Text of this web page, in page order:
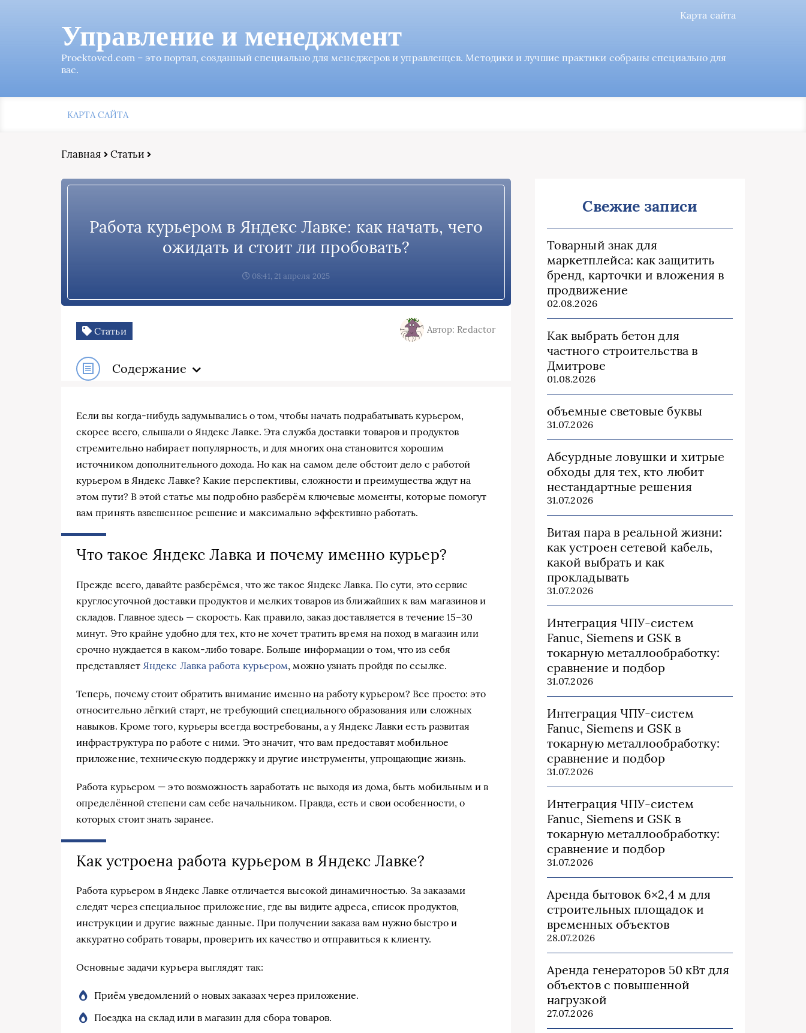
Карта сайта
Управление и менеджмент
Proektoved.com – это портал, созданный специально для менеджеров и управленцев. Методики и лучшие практики собраны специально для
вас.
КАРТА САЙТА
Главная Статьи
Работа курьером в Яндекс Лавке: как начать, чего
ожидать и стоит ли пробовать?
08:41, 21 апреля 2025
Статьи Автор: Redactor
Содержание
Если вы когда-нибудь задумывались о том, чтобы начать подрабатывать курьером,
скорее всего, слышали о Яндекс Лавке. Эта служба доставки товаров и продуктов
стремительно набирает популярность, и для многих она становится хорошим
источником дополнительного дохода. Но как на самом деле обстоит дело с работой
курьером в Яндекс Лавке? Какие перспективы, сложности и преимущества ждут на
этом пути? В этой статье мы подробно разберём ключевые моменты, которые помогут
вам принять взвешенное решение и максимально эффективно работать.
Что такое Яндекс Лавка и почему именно курьер?
Прежде всего, давайте разберёмся, что же такое Яндекс Лавка. По сути, это сервис
круглосуточной доставки продуктов и мелких товаров из ближайших к вам магазинов и
складов. Главное здесь — скорость. Как правило, заказ доставляется в течение 15–30
минут. Это крайне удобно для тех, кто не хочет тратить время на поход в магазин или
срочно нуждается в каком-либо товаре. Больше информации о том, что из себя
представляет Яндекс Лавка работа курьером, можно узнать пройдя по ссылке.
Теперь, почему стоит обратить внимание именно на работу курьером? Все просто: это
относительно лёгкий старт, не требующий специального образования или сложных
навыков. Кроме того, курьеры всегда востребованы, а у Яндекс Лавки есть развитая
инфраструктура по работе с ними. Это значит, что вам предоставят мобильное
приложение, техническую поддержку и другие инструменты, упрощающие жизнь.
Работа курьером — это возможность заработать не выходя из дома, быть мобильным и в
определённой степени сам себе начальником. Правда, есть и свои особенности, о
которых стоит знать заранее.
Как устроена работа курьером в Яндекс Лавке?
Работа курьером в Яндекс Лавке отличается высокой динамичностью. За заказами
следят через специальное приложение, где вы видите адреса, список продуктов,
инструкции и другие важные данные. При получении заказа вам нужно быстро и
аккуратно собрать товары, проверить их качество и отправиться к клиенту.
Основные задачи курьера выглядят так:
Приём уведомлений о новых заказах через приложение.
Поездка на склад или в магазин для сбора товаров.
Свежие записи
Товарный знак для
маркетплейса: как защитить
бренд, карточки и вложения в
продвижение
02.08.2026
Как выбрать бетон для
частного строительства в
Дмитрове
01.08.2026
объемные световые буквы
31.07.2026
Абсурдные ловушки и хитрые
обходы для тех, кто любит
нестандартные решения
31.07.2026
Витая пара в реальной жизни:
как устроен сетевой кабель,
какой выбрать и как
прокладывать
31.07.2026
Интеграция ЧПУ-систем
Fanuc, Siemens и GSK в
токарную металлообработку:
сравнение и подбор
31.07.2026
Интеграция ЧПУ-систем
Fanuc, Siemens и GSK в
токарную металлообработку:
сравнение и подбор
31.07.2026
Интеграция ЧПУ-систем
Fanuc, Siemens и GSK в
токарную металлообработку:
сравнение и подбор
31.07.2026
Аренда бытовок 6×2,4 м для
строительных площадок и
временных объектов
28.07.2026
Аренда генераторов 50 кВт для
объектов с повышенной
нагрузкой
27.07.2026